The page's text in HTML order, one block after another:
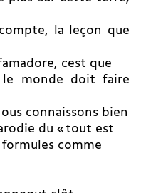
la leçon que
cest que
monde doit faire
connaissons bien
du « tout est
comme